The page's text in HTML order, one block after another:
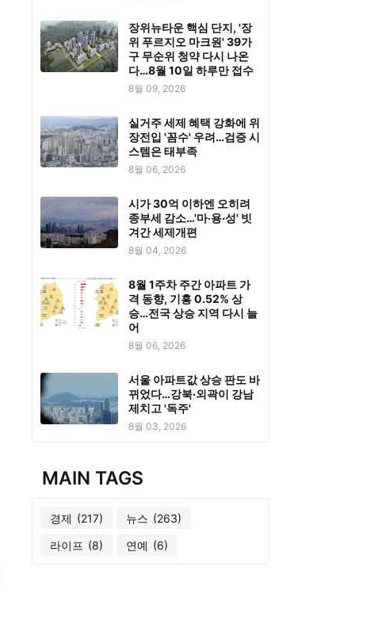
장위뉴타운 핵심 단지, '장
위 푸르지오 마크원' 39가
구 무순위 청약 다시 나온
다…8월 10일 하루만 접수
8월 09, 2026
실거주 세제 혜택 강화에 위
장전입 '꼼수' 우려…검증 시
스템은 태부족
8월 06, 2026
시가 30억 이하엔 오히려
종부세 감소…'마·용·성' 빗
겨간 세제개편
8월 04, 2026
8월 1주차 주간 아파트 가
격 동향, 기흥 0.52% 상
승…전국 상승 지역 다시 늘
어
8월 06, 2026
서울 아파트값 상승 판도 바
뀌었다…강북·외곽이 강남
제치고 '독주'
8월 03, 2026
MAIN TAGS
경제 (217) 뉴스 (263)
라이프 (8) 연예 (6)